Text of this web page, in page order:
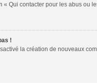
Qui contacter pour les abus ou
!
la création de nouveaux